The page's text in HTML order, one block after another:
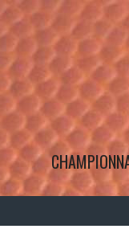
Aller
au